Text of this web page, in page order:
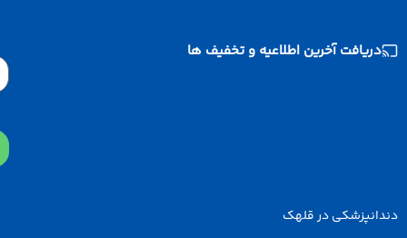
آخرین اطلاعیه و تخفیف ها
در قلهک